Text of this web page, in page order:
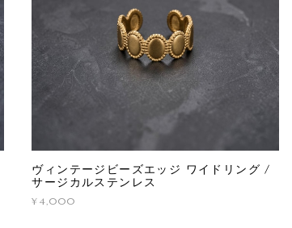
ヴィンテージビーズエッジ ワイドリング /
サージカルステンレス
¥4,000